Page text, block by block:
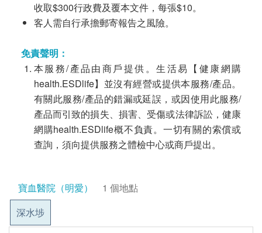
收取$300行政費及覆本文件，每張$10。
客人需自行承擔郵寄報告之風險。
免責聲明：
本服務/產品由商戶提供。生活易【健康網購
health.ESDlife】並沒有經營或提供本服務/產品。
有關此服務/產品的錯漏或延誤，或因使用此服務/
產品而引致的損失、損害、受傷或法律訴訟，健康
網購health.ESDlife概不負責。一切有關的索償或
查詢，須向提供服務之體檢中心或商戶提出。
寶血醫院（明愛）
1 個地點
深水埗